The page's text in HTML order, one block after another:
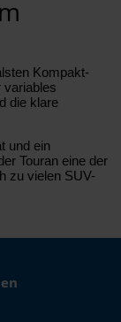
Kompakt-
variables
die klare
und ein
Touran eine der
zu vielen SUV-